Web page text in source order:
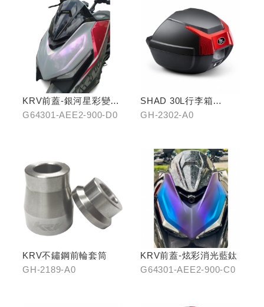
KRV前蓋-銀河星彩變色
龍
G64301-AEE2-900-D0
SHAD 30L行李箱
(KYMCO專屬款)
GH-2302-A0
KRV不鏽鋼前輪套筒
GH-2189-A0
KRV前蓋-炫彩消光藍鈦
G64301-AEE2-900-C0